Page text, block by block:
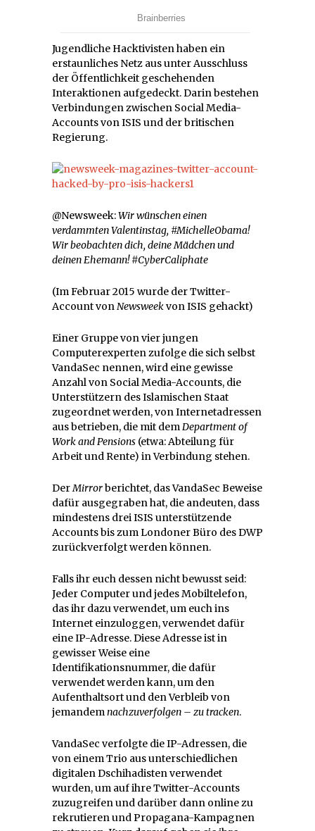
Jugendliche Hacktivisten haben ein
erstaunliches Netz aus unter Ausschluss
der Öffentlichkeit geschehenden
Interaktionen aufgedeckt. Darin bestehen
Verbindungen zwischen Social Media-
Accounts von ISIS und der britischen
Regierung.
@Newsweek:Wir wünschen einen
verdammten Valentinstag, #MichelleObama!
Wir beobachten dich, deine Mädchen und
deinen Ehemann! #CyberCaliphate
(Im Februar 2015 wurde der Twitter-
Account vonNewsweekvon ISIS gehackt)
Einer Gruppe von vier jungen
Computerexperten zufolge die sich selbst
VandaSec nennen, wird eine gewisse
Anzahl von Social Media-Accounts, die
Unterstützern des Islamischen Staat
zugeordnet werden, von Internetadressen
aus betrieben, die mit demDepartment of
Work and Pensions (etwa: Abteilung für
Arbeit und Rente) in Verbindung stehen.
DerMirrorberichtet, das VandaSec Beweise
dafür ausgegraben hat, die andeuten, dass
mindestens drei ISIS unterstützende
Accounts bis zum Londoner Büro des DWP
zurückverfolgt werden können.
Falls ihr euch dessen nicht bewusst seid:
Jeder Computer und jedes Mobiltelefon,
das ihr dazu verwendet, um euch ins
Internet einzuloggen, verwendet dafür
eine IP-Adresse. Diese Adresse ist in
gewisser Weise eine
Identifikationsnummer, die dafür
verwendet werden kann, um den
Aufenthaltsort und den Verbleib von
jemandemnachzuverfolgen – zu tracken.
VandaSec verfolgte die IP-Adressen, die
von einem Trio aus unterschiedlichen
digitalen Dschihadisten verwendet
wurden, um auf ihre Twitter-Accounts
zuzugreifen und darüber dann online zu
rekrutieren und Propagana-Kampagnen